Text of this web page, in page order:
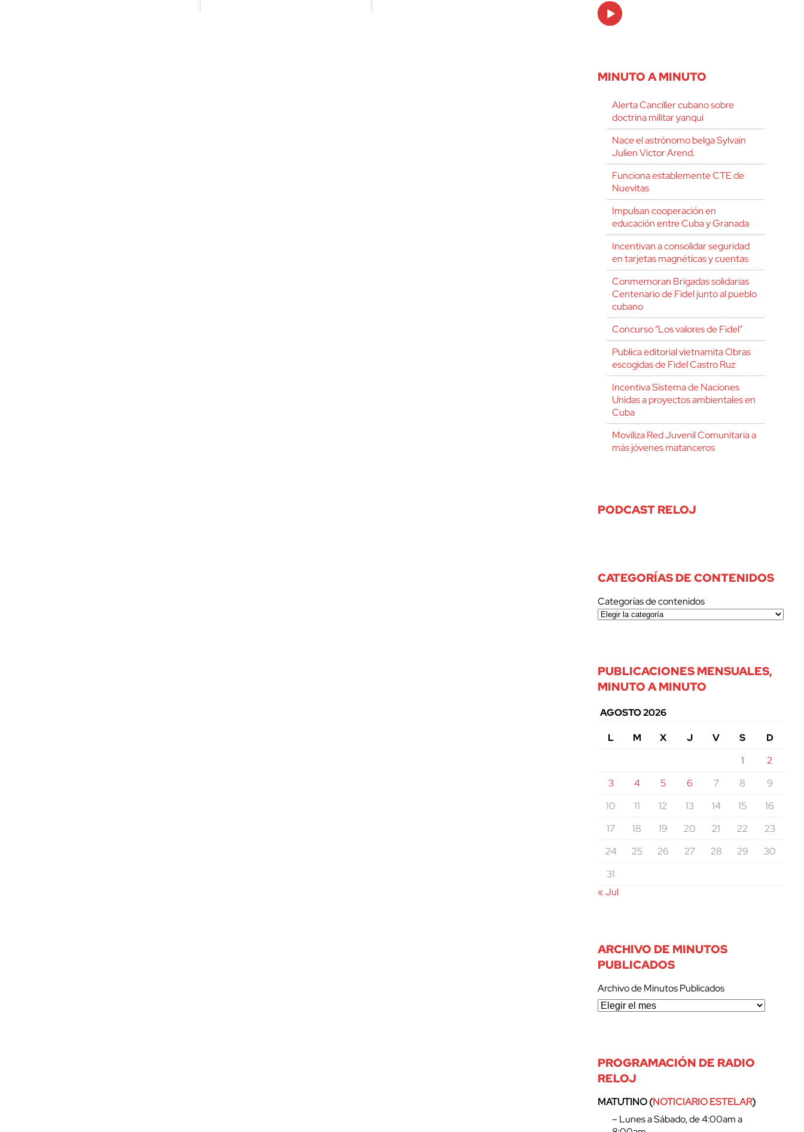
Audio
Player
MINUTO A MINUTO
Alerta Canciller cubano sobre
doctrina militar yanqui
Nace el astrónomo belga Sylvain
Julien Victor Arend.
Funciona establemente CTE de
Nuevitas
Impulsan cooperación en
educación entre Cuba y Granada
Incentivan a consolidar seguridad
en tarjetas magnéticas y cuentas
Conmemoran Brigadas solidarias
Centenario de Fidel junto al pueblo
cubano
Concurso “Los valores de Fidel”
Publica editorial vietnamita Obras
escogidas de Fidel Castro Ruz
Incentiva Sistema de Naciones
Unidas a proyectos ambientales en
Cuba
Moviliza Red Juvenil Comunitaria a
más jóvenes matanceros
PODCAST RELOJ
CATEGORÍAS DE CONTENIDOS
Categorías de contenidos
PUBLICACIONES MENSUALES,
MINUTO A MINUTO
AGOSTO 2026
L
M X J V S
D
1
2
3
4 5 6 7 8
9
10
11 12 13 14 15
16
17
18 19 20 21 22
23
24
25 26 27 28 29
30
31
« Jul
ARCHIVO DE MINUTOS
PUBLICADOS
Archivo de Minutos Publicados
PROGRAMACIÓN DE RADIO
RELOJ
MATUTINO (NOTICIARIO ESTELAR)
– Lunes a Sábado, de 4:00am a